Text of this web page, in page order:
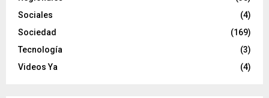
Sociales
(4)
Sociedad
(169)
Tecnología
(3)
Videos Ya
(4)